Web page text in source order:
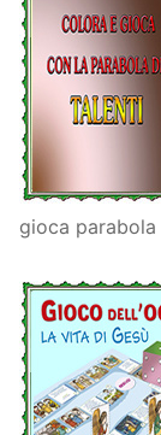
gioca parabola